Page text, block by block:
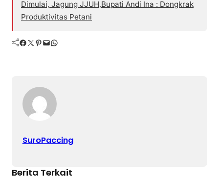
Dimulai, Jagung JJUH,Bupati Andi Ina : Dongkrak
Produktivitas Petani
Facebook Twitter Pinterest Mail WhatsApp
SuroPaccing
Berita Terkait